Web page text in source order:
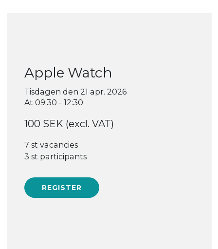
Apple Watch
Tisdagen den 21 apr. 2026
At 09:30 - 12:30
100 SEK (excl. VAT)
7 st vacancies
3 st participants